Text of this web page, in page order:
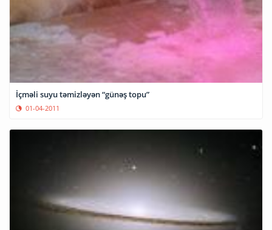
İçməli suyu təmizləyən “günəş topu”
01-04-2011